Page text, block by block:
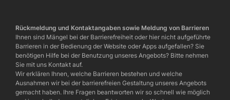
Rückmeldung und Kontaktangaben sowie Meldung von Barrieren
Ihnen sind Mängel bei der Barrierefreiheit oder hier nicht aufgeführte
Barrieren in der Bedienung der Website oder Apps aufgefallen? Sie
benötigen Hilfe bei der Benutzung unseres Angebots? Bitte nehmen
Sie mit uns Kontakt auf.
Wir erklären Ihnen, welche Barrieren bestehen und welche
Ausnahmen wir bei der barrierefreien Gestaltung unseres Angebots
gemacht haben. Ihre Fragen beantworten wir so schnell wie möglich